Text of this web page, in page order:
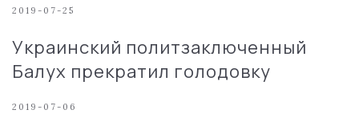
2019-07-25
Украинский политзаключенный
Балух прекратил голодовку
2019-07-06